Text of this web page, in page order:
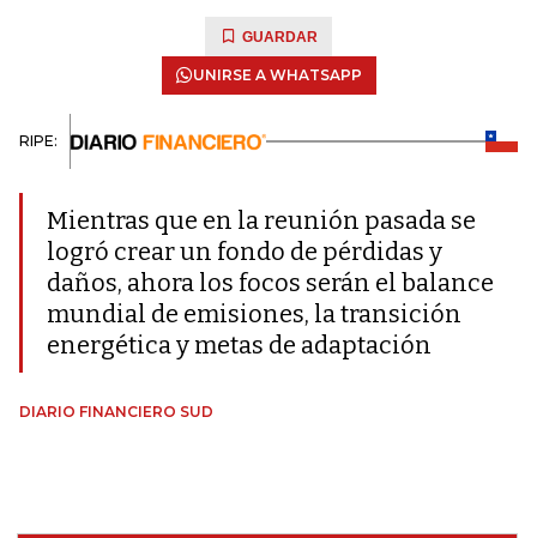
GUARDAR
UNIRSE A WHATSAPP
RIPE:
Mientras que en la reunión pasada se
logró crear un fondo de pérdidas y
daños, ahora los focos serán el balance
mundial de emisiones, la transición
energética y metas de adaptación
DIARIO FINANCIERO SUD